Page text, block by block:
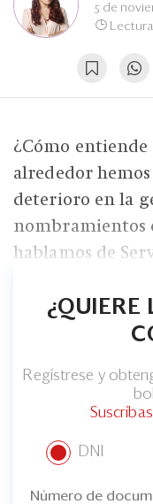
5 de
¿Cómo entiende
alrededor
deterioro en la
nombramientos
hablamos de
¿QUIERE
Regístrese y
DNI